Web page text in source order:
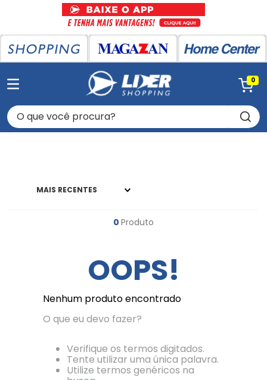
0
O que você procura?
MAIS RECENTES
0 Produto
OOPS!
Nenhum produto encontrado
O que eu devo fazer?
Verifique os termos digitados.
Tente utilizar uma única palavra.
Utilize termos genéricos na